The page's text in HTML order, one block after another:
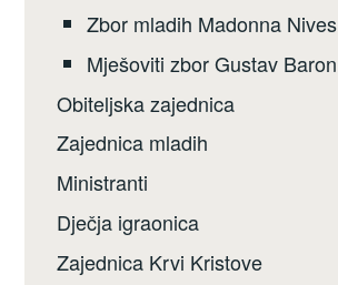
Zbor mladih Madonna Nives
Mješoviti zbor Gustav Baron
Obiteljska zajednica
Zajednica mladih
Ministranti
Dječja igraonica
Zajednica Krvi Kristove